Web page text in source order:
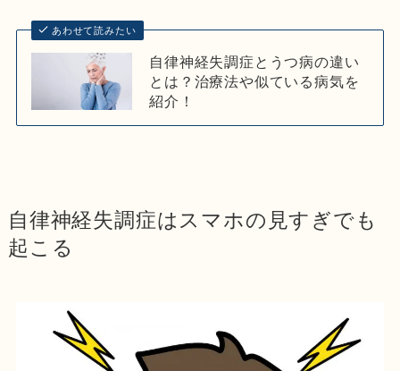
あわせて読みたい
自律神経失調症とうつ病の違い
とは？治療法や似ている病気を
紹介！
自律神経失調症はスマホの見すぎでも
起こる